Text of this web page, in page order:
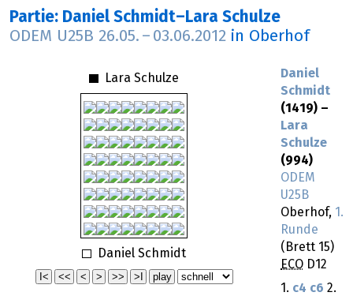
Partie: Daniel Schmidt–Lara Schulze
ODEM U25B 26.05. – 03.06.2012 in Oberhof
Lara Schulze
Daniel Schmidt
Daniel
Schmidt
(1419) –
Lara
Schulze
(994)
ODEM
U25B
Oberhof, 1.
Runde
(Brett 15)
ECO D12
1. c4 c6 2.